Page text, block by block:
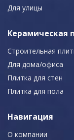
Для улицы
Керамическая
Строительная
Для дома/офиса
Плитка для стен
Плитка для пола
Навигация
О компании